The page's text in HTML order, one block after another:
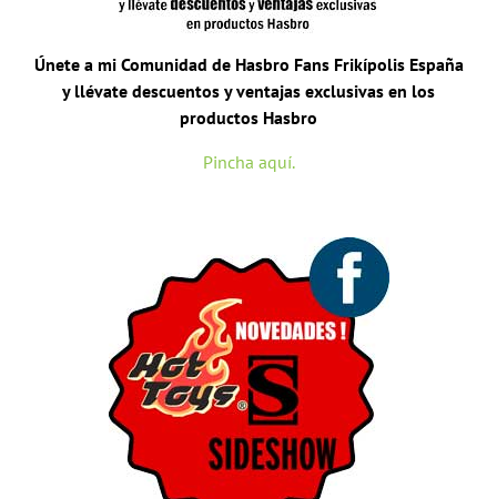
Únete a mi Comunidad de Hasbro Fans Frikípolis España
y llévate descuentos y ventajas exclusivas en los
productos Hasbro
Pincha aquí.